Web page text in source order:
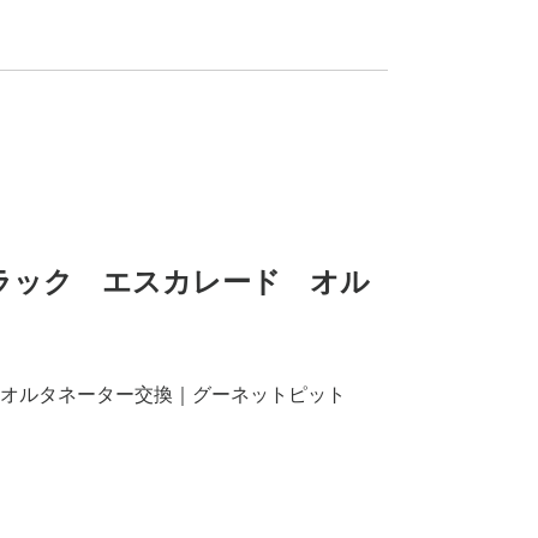
ック エスカレード オル
タネーター交換｜グーネットピット